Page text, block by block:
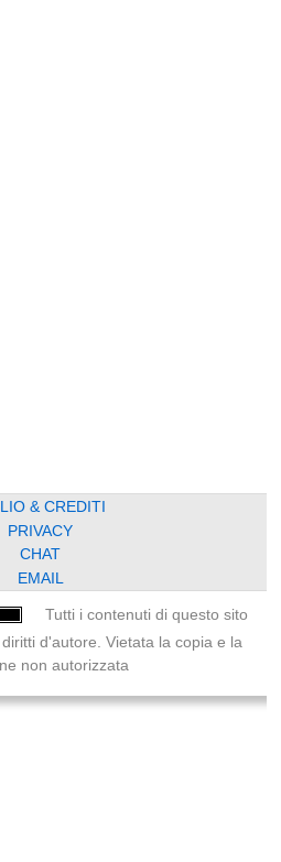
& CREDITI
PRIVACY
CHAT
EMAIL
Tutti i contenuti di questo sito
d'autore. Vietata la copia e la
non autorizzata